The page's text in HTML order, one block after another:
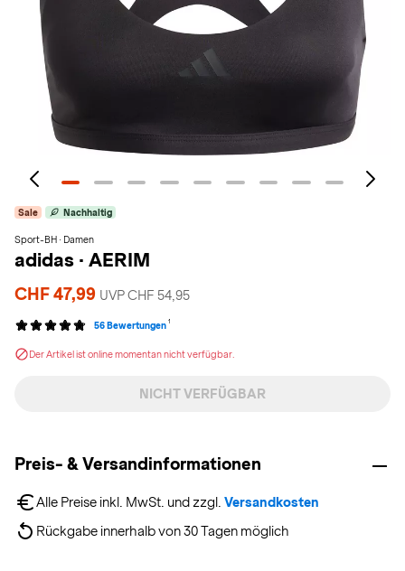
Sale Nachhaltig
Sport-BH · Damen
adidas · AERIM
CHF 47,99 UVP CHF 54,95
56 Bewertungen 1
Der Artikel ist online momentan nicht verfügbar.
NICHT VERFÜGBAR
Preis- & Versandinformationen
Alle Preise inkl. MwSt. und zzgl. Versandkosten
Rückgabe innerhalb von 30 Tagen möglich